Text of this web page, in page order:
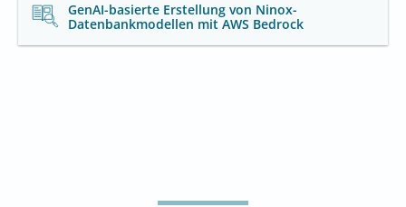
GenAI-basierte Erstellung von Ninox-
Datenbankmodellen mit AWS Bedrock